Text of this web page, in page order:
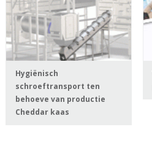
Hygiënisch
schroeftransport ten
behoeve van productie
Cheddar kaas